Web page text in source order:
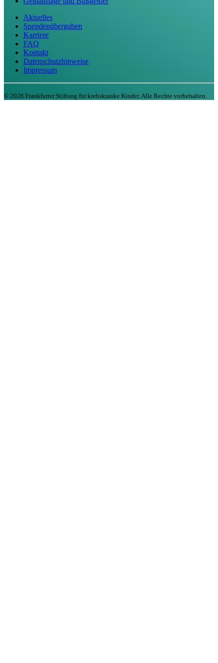
Aktuelles
Spendenübergaben
Karriere
FAQ
Kontakt
Datenschutzhinweise
Impressum
© 2026 Frankfurter Stiftung für krebskranke Kinder. Alle Rechte vorbehalten.